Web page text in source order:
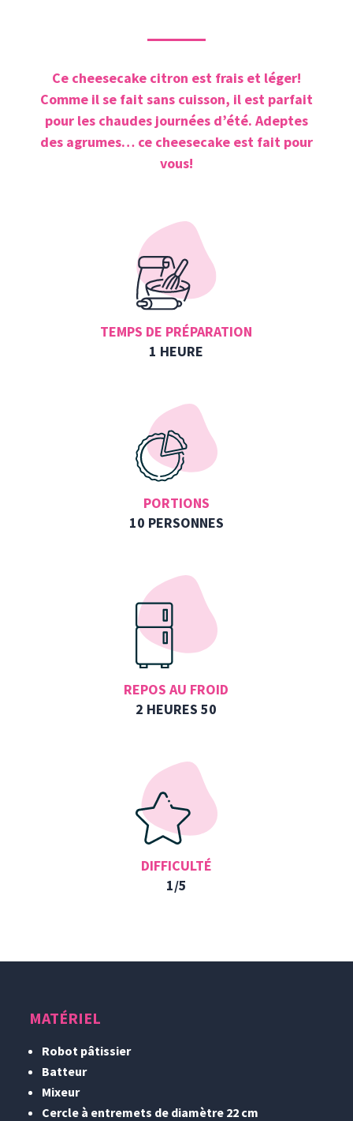
Ce cheesecake citron est frais et léger!
Comme il se fait sans cuisson, il est parfait
pour les chaudes journées d’été. Adeptes
des agrumes… ce cheesecake est fait pour
vous!
TEMPS DE PRÉPARATION
1 HEURE
PORTIONS
10 PERSONNES
REPOS AU FROID
2 HEURES 50
DIFFICULTÉ
1/5
MATÉRIEL
Robot pâtissier
Batteur
Mixeur
Cercle à entremets de diamètre 22 cm